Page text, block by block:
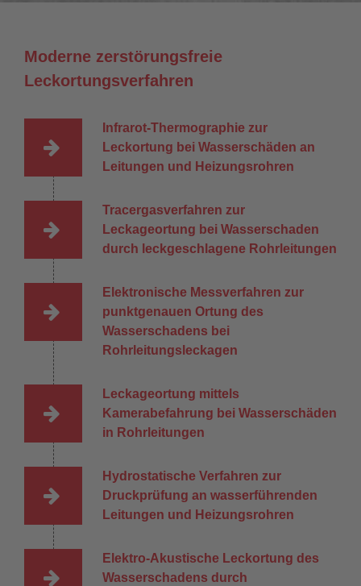
Moderne zerstörungsfreie
Leckortungsverfahren
Infrarot-Thermographie zur
Leckortung bei Wasserschäden an
Leitungen und Heizungsrohren
Tracergasverfahren zur
Leckageortung bei Wasserschaden
durch leckgeschlagene Rohrleitungen
Elektronische Messverfahren zur
punktgenauen Ortung des
Wasserschadens bei
Rohrleitungsleckagen
Leckageortung mittels
Kamerabefahrung bei Wasserschäden
in Rohrleitungen
Hydrostatische Verfahren zur
Druckprüfung an wasserführenden
Leitungen und Heizungsrohren
Elektro-Akustische Leckortung des
Wasserschadens durch